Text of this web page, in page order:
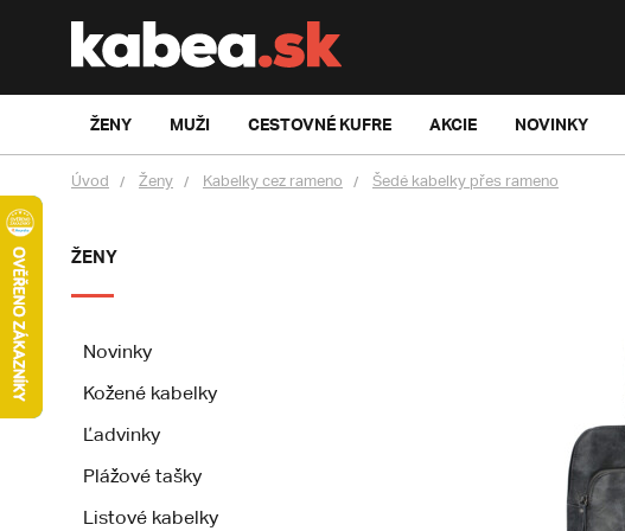
ŽENY MUŽI CESTOVNÉ KUFRE AKCIE NOVINKY
Úvod Ženy Kabelky cez rameno Šedé kabelky přes rameno
ŽENY
Novinky
Kožené kabelky
Ľadvinky
Plážové tašky
Listové kabelky